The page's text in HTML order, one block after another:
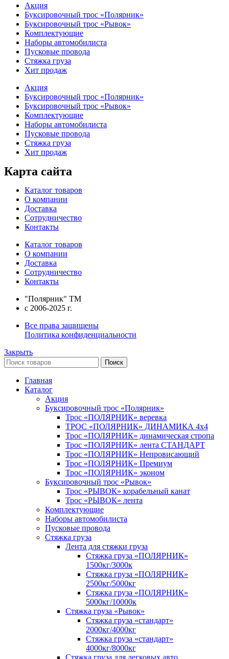
Акция
Буксировочный трос «Полярник»
Буксировочный трос «Рывок»
Комплектующие
Наборы автомобилиста
Пусковые провода
Стяжка груза
Хит продаж
Акция
Буксировочный трос «Полярник»
Буксировочный трос «Рывок»
Комплектующие
Наборы автомобилиста
Пусковые провода
Стяжка груза
Хит продаж
Карта сайта
Каталог товаров
О компании
Доставка
Сотрудничество
Контакты
Каталог товаров
О компании
Доставка
Сотрудничество
Контакты
"Полярник" TM
c 2006-2025 г.
Все права защищены
Политика конфиденциальности
Закрыть
Поиск
Главная
Каталог
Акция
Буксировочный трос «Полярник»
Трос «ПОЛЯРНИК» веревка
ТРОС «ПОЛЯРНИК» ДИНАМИКА 4х4
Трос «ПОЛЯРНИК» динамическая стропа
Трос «ПОЛЯРНИК» лента СТАНДАРТ
Трос «ПОЛЯРНИК» Непровисающий
Трос «ПОЛЯРНИК» Премиум
Трос «ПОЛЯРНИК» эконом
Буксировочный трос «Рывок»
Трос «РЫВОК» корабельный канат
Трос «РЫВОК» лента
Комплектующие
Наборы автомобилиста
Пусковые провода
Стяжка груза
Лента для стяжки груза
Стяжка груза «ПОЛЯРНИК»
1500кг/3000к
Стяжка груза «ПОЛЯРНИК»
2500кг/5000кг
Стяжка груза «ПОЛЯРНИК»
5000кг/10000к
Стяжка груза «Рывок»
Стяжка груза «стандарт»
2000кг/4000кг
Стяжка груза «стандарт»
4000кг/8000кг
Стяжка груза для легковых авто